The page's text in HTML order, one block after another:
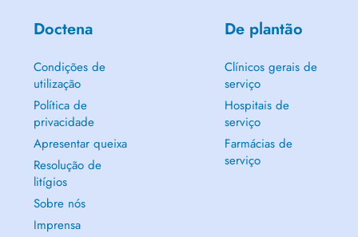
Doctena
Condições de
utilização
Política de
privacidade
Apresentar queixa
Resolução de
litígios
Sobre nós
Imprensa
De plantão
Clínicos gerais de
serviço
Hospitais de
serviço
Farmácias de
serviço